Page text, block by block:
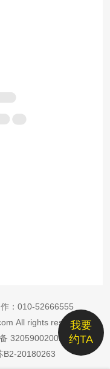
我要
约TA
： 010-52666555
All rights reserved
32059002002885号
B2-20180263